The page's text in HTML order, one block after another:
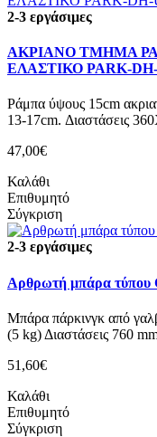
2-3 εργάσιμες
ΑΚΡΙΑΝΟ ΤΜΗΜΑ
ΕΛΑΣΤΙΚΟ PARK-DH-
Ράμπα ύψους 15cm
13-17cm. Διαστάσεις
47,00€
Καλάθι
Επιθυμητό
Σύγκριση
2-3 εργάσιμες
Αρθρωτή μπάρα τύπου
Μπάρα πάρκινγκ από
(5 kg) Διαστάσεις 760
51,60€
Καλάθι
Επιθυμητό
Σύγκριση